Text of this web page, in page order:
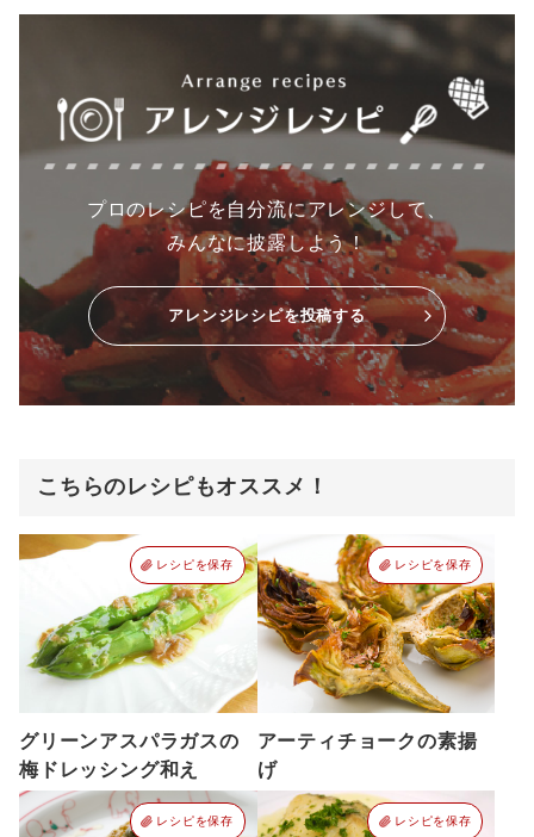
プロのレシピを自分流にアレンジして、
みんなに披露しよう！
アレンジレシピを投稿する
こちらのレシピもオススメ！
レシピを保存
グリーンアスパラガスの
梅ドレッシング和え
レシピを保存
アーティチョークの素揚
げ
レシピを保存 レシピを保存